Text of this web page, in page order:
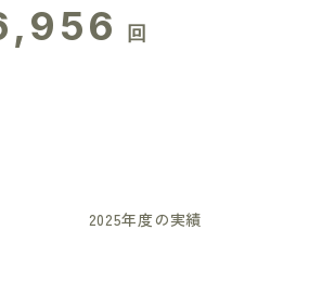
回
2025年度の実績